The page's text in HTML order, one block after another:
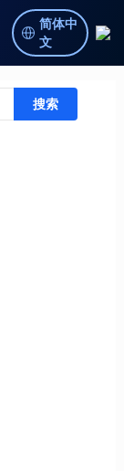
简体中
文